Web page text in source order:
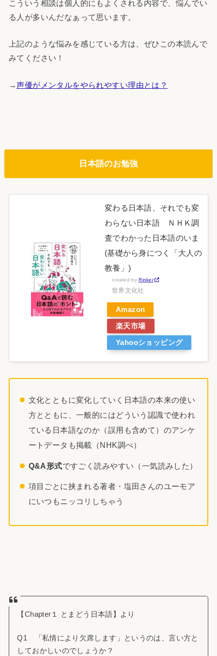
こういう相談は個人的にもよくされる内容で、悩んでい
る人が多いんだなぁって思います。
上記のような悩みを感じている方は、ぜひこの本読んで
みてください！
→声優がメンタルをやられやすい理由とは？
日本語のお勉強
変わる日本語、それでも変
わらない日本語 ＮＨＫ調
査でわかった日本語のいま
(基礎から身につく「大人の
教養」)
created byRinker
世界文化社
Amazon
楽天市場
Yahooショッピング
文化とともに変化していく日本語の本来の使い
方とともに、一般的にはどういう認識で使われ
ている日本語なのか（誤用も含めて）のアンケ
ートデータも掲載（NHK調べ）
Q&A形式ですごく読みやすい（一気読みした）
項目ごとに挟まれる著者・塩田さんのユーモア
にいつもニッコリしちゃう
【Chapter１ とまどう日本語】より
Q1 「私情により欠席します」というのは、言い方と
しておかしいのでしょうか？